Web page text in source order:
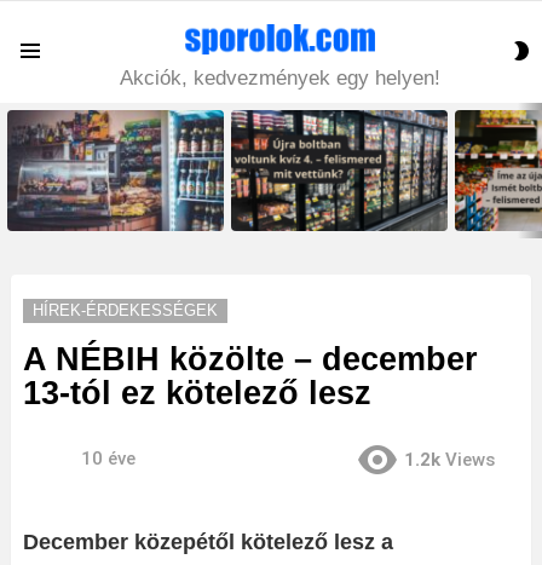
Akciók, kedvezmények egy helyen!
LATEST
STORIES
HÍREK-ÉRDEKESSÉGEK
A NÉBIH közölte – december
13-tól ez kötelező lesz
10 éve 1.2k Views
December közepétől kötelező lesz a